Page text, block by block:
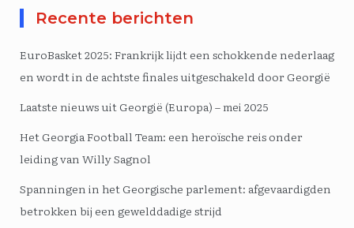
Recente berichten
EuroBasket 2025: Frankrijk lijdt een schokkende nederlaag
en wordt in de achtste finales uitgeschakeld door Georgië
Laatste nieuws uit Georgië (Europa) – mei 2025
Het Georgia Football Team: een heroïsche reis onder
leiding van Willy Sagnol
Spanningen in het Georgische parlement: afgevaardigden
betrokken bij een gewelddadige strijd